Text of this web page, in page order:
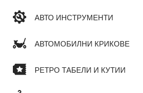
АВТО ИНСТРУМЕНТИ
АВТОМОБИЛНИ КРИКОВЕ
РЕТРО ТАБЕЛИ И КУТИИ